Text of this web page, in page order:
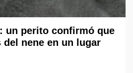
un perito confirmó que
del nene en un lugar